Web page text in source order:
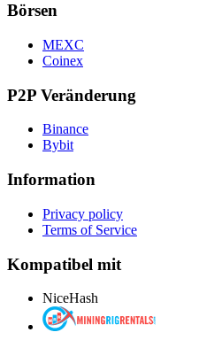
Börsen
MEXC
Coinex
P2P Veränderung
Binance
Bybit
Information
Privacy policy
Terms of Service
Kompatibel mit
NiceHash